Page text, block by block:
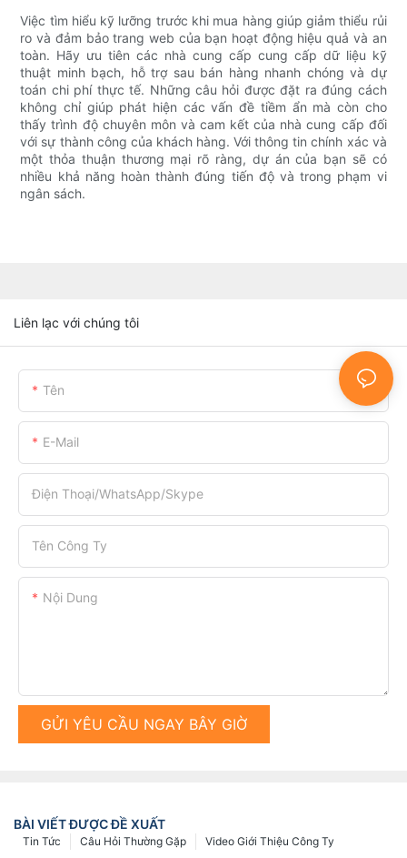
Việc tìm hiểu kỹ lưỡng trước khi mua hàng giúp giảm thiểu rủi
ro và đảm bảo trang web của bạn hoạt động hiệu quả và an
toàn. Hãy ưu tiên các nhà cung cấp cung cấp dữ liệu kỹ
thuật minh bạch, hỗ trợ sau bán hàng nhanh chóng và dự
toán chi phí thực tế. Những câu hỏi được đặt ra đúng cách
không chỉ giúp phát hiện các vấn đề tiềm ẩn mà còn cho
thấy trình độ chuyên môn và cam kết của nhà cung cấp đối
với sự thành công của khách hàng. Với thông tin chính xác và
một thỏa thuận thương mại rõ ràng, dự án của bạn sẽ có
nhiều khả năng hoàn thành đúng tiến độ và trong phạm vi
ngân sách.
Liên lạc với chúng tôi
Tên
E-Mail
Điện Thoại/WhatsApp/Skype
Tên Công Ty
Nội Dung
GỬI YÊU CẦU NGAY BÂY GIỜ
BÀI VIẾT ĐƯỢC ĐỀ XUẤT
Video Giới Thiệu Công Ty
Câu Hỏi Thường Gặp
Tin Tức